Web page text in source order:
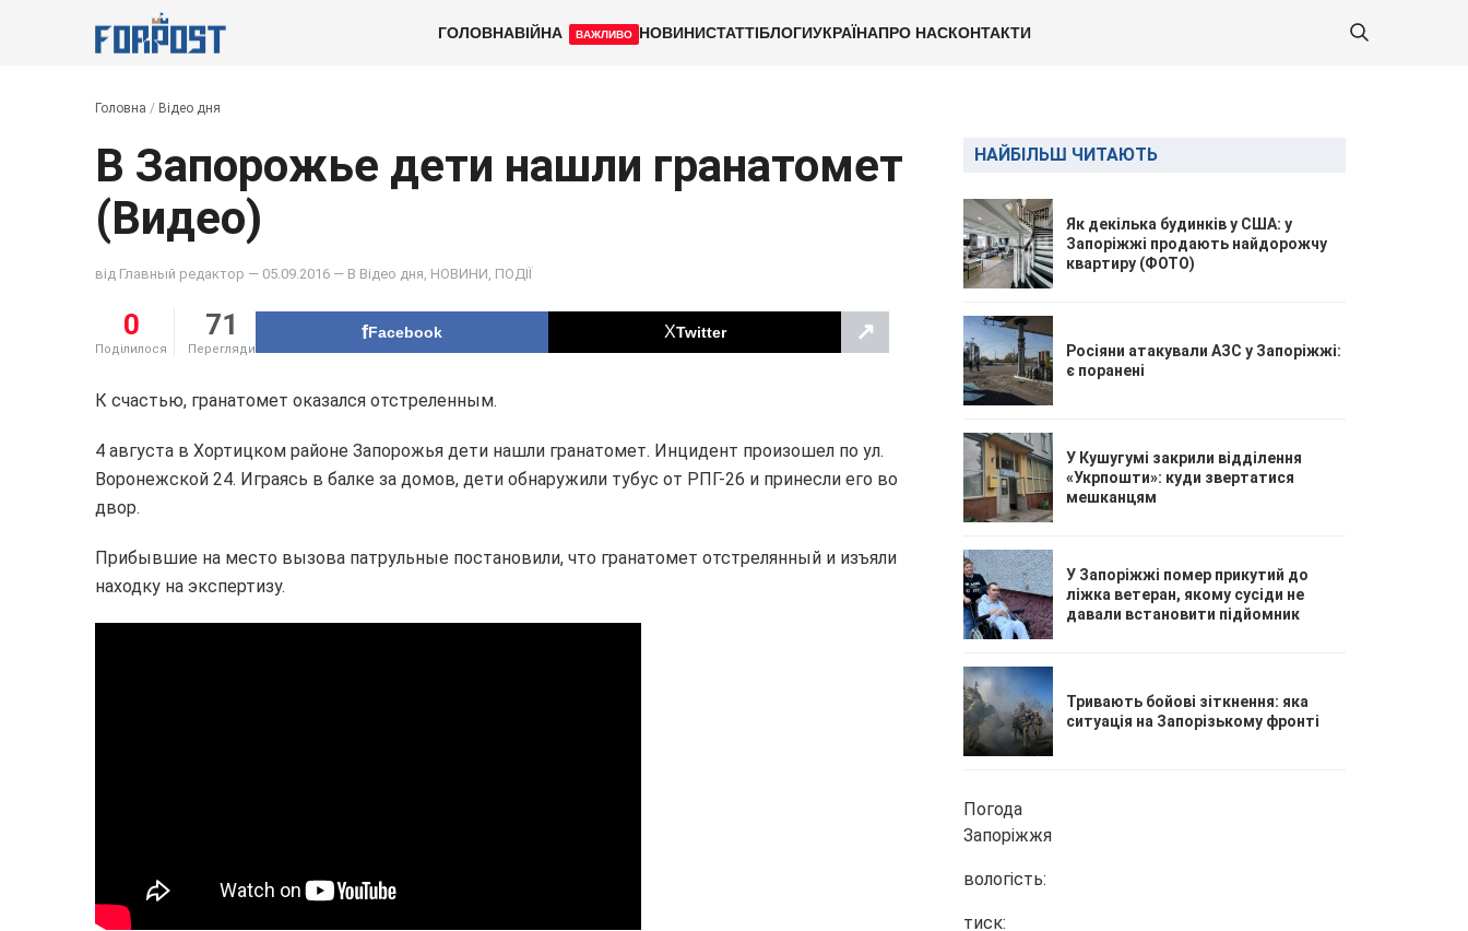
ГОЛОВНАВІЙНА ВАЖЛИВО НОВИНИСТАТТІБЛОГИУКРАЇНАПРО НАСКОНТАКТИ
Головна / Відео дня
В Запорожье дети нашли гранатомет
(Видео)
від Главный редактор — 05.09.2016 — В Відео дня НОВИНИ ПОДІЇ
0
Поділилося
71
Перегляди
Facebook Twitter ↗
К счастью, гранатомет оказался отстреленным.
4 августа в Хортицком районе Запорожья дети нашли гранатомет. Инцидент произошел по ул.
Воронежской 24. Играясь в балке за домов, дети обнаружили тубус от РПГ-26 и принесли его во
двор.
Прибывшие на место вызова патрульные постановили, что гранатомет отстрелянный и изъяли
находку на экспертизу.
НАЙБІЛЬШ ЧИТАЮТЬ
Як декілька будинків у США: у
Запоріжжі продають найдорожчу
квартиру (ФОТО)
Росіяни атакували АЗС у Запоріжжі:
є поранені
У Кушугумі закрили відділення
«Укрпошти»: куди звертатися
мешканцям
У Запоріжжі помер прикутий до
ліжка ветеран, якому сусіди не
давали встановити підйомник
Тривають бойові зіткнення: яка
ситуація на Запорізькому фронті
Погода
Запоріжжя
вологість:
тиск: